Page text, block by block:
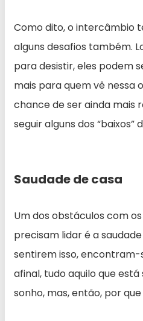
Como dito, o intercâmbio
alguns desafios também.
para desistir, eles podem
mais para quem vê nessa
chance de ser ainda mais
seguir alguns dos “baixos”
Saudade de casa
Um dos obstáculos com
precisam lidar é a
sentirem isso,
afinal, tudo aquilo que está
sonho, mas, então, por